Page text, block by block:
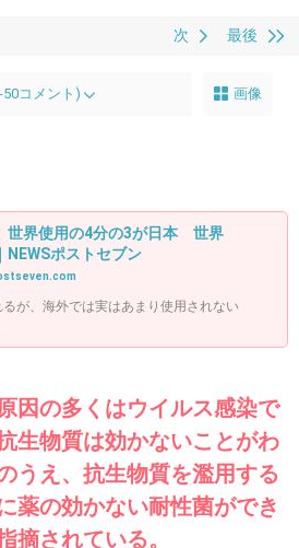
最後
次
50コメント) 画像
世界使用の4分の3が日本 世界
NEWSポストセブン
が、海外では実はあまり使用されない
因の多くはウイルス感染で
生物質は効かないことがわ
うえ、抗生物質を濫用する
薬の効かない耐性菌ができ
摘されている。